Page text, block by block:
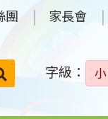
團 家長會
搜
字級： 小